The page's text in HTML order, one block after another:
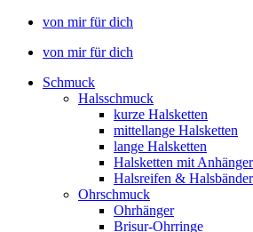
von mir für dich
von mir für dich
Schmuck
Halsschmuck
kurze Halsketten
mittellange Halsketten
lange Halsketten
Halsketten mit Anhänger
Halsreifen & Halsbänder
Ohrschmuck
Ohrhänger
Brisur-Ohrringe